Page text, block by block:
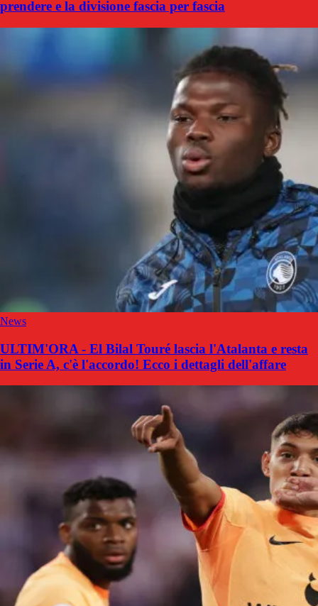
prendere e la divisione fascia per fascia
News
ULTIM'ORA - El Bilal Touré lascia l'Atalanta e resta
in Serie A, c'è l'accordo! Ecco i dettagli dell'affare